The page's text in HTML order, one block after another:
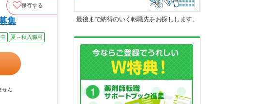
保存する
集
夏～秋入職可
せん
最後まで納得のいく転職先をお探しします。